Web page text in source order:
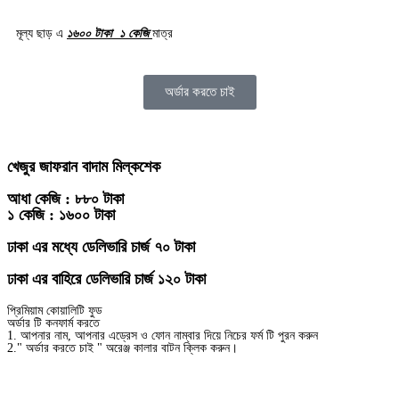
মূল্য ছাড় এ ১৬০০ টাকা ১ কেজিমাত্র
অর্ডার করতে চাই
খেজুর জাফরান বাদাম মিল্কশেক
আধা কেজি : ৮৮০ টাকা
১ কেজি : ১৬০০ টাকা
ঢাকা এর মধ্যে ডেলিভারি চার্জ ৭০ টাকা
ঢাকা এর বাহিরে ডেলিভারি চার্জ ১২০ টাকা
প্রিমিয়াম কোয়ালিটি ফুড
অর্ডার টি কনফার্ম করতে
1. আপনার নাম, আপনার এড্রেস ও ফোন নাম্বার দিয়ে নিচের ফর্ম টি পুরন করুন
2." অর্ডার করতে চাই " অরেঞ্জ কালার বাটন ক্লিক করুন।